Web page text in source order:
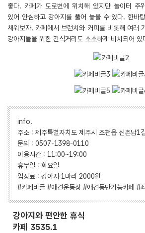
좋다. 카페가 도로변에 위치해 있지만 놀이터 주
있어 안심하고 강아지를 풀어 놓을 수 있다. 한바
채워보자. 카페에서 브런치와 커피를 비롯해 여러
강아지들을 위한 간식거리도 소소하게 비치되어 있
info.
주소 : 제주특별자치도 제주시 조천읍 신촌남1
문의 : 0507-1398-0110
이용시간 : 11:00~19:00
휴무일 : 화요일
입장료 : 강아지 1마리 2000원
#카페비글 #애견운동장 #애견동반가능카페 #
강아지와 편안한 휴식
카페 3535.1